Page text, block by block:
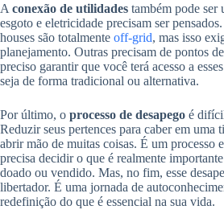
A conexão de utilidades também pode ser
esgoto e eletricidade precisam ser
houses são totalmente off-grid, mas isso
planejamento. Outras precisam de pontos
preciso garantir que você terá acesso a
seja de forma tradicional ou alternativa.
Por último, o processo de desapego é
Reduzir seus pertences para caber em uma
abrir mão de muitas coisas. É um processo
precisa decidir o que é realmente
doado ou vendido. Mas, no fim, esse
libertador. É uma jornada de
redefinição do que é essencial na sua vida.